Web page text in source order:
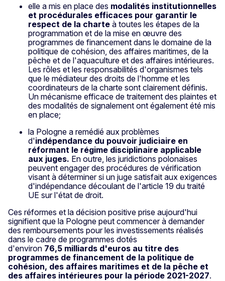
elle a mis en place des modalités institutionnelles
et procédurales efficaces pour garantir le
respect de la charte à toutes les étapes de la
programmation et de la mise en œuvre des
programmes de financement dans le domaine de la
politique de cohésion, des affaires maritimes, de la
pêche et de l'aquaculture et des affaires intérieures.
Les rôles et les responsabilités d'organismes tels
que le médiateur des droits de l'homme et les
coordinateurs de la charte sont clairement définis.
Un mécanisme efficace de traitement des plaintes et
des modalités de signalement ont également été mis
en place;
la Pologne a remédié aux problèmes
d'indépendance du pouvoir judiciaire en
réformant le régime disciplinaire applicable
aux juges. En outre, les juridictions polonaises
peuvent engager des procédures de vérification
visant à déterminer si un juge satisfait aux exigences
d'indépendance découlant de l'article 19 du traité
UE sur l'état de droit.
Ces réformes et la décision positive prise aujourd'hui
signifient que la Pologne peut commencer à demander
des remboursements pour les investissements réalisés
dans le cadre de programmes dotés
d'environ 76,5 milliards d'euros au titre des
programmes de financement de la politique de
cohésion, des affaires maritimes et de la pêche et
des affaires intérieures pour la période 2021-2027.